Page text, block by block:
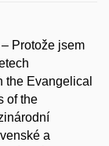
Protože jsem
Evangelical
of the
a